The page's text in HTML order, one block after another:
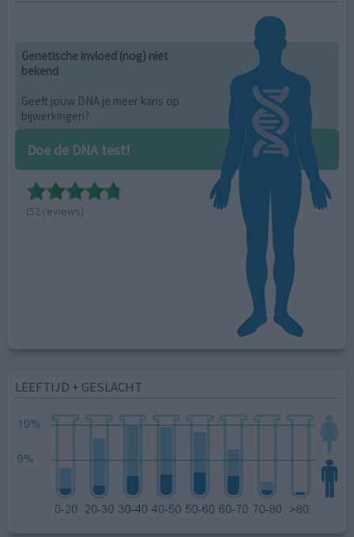
Genetische invloed (nog) niet
bekend
Geeft jouw DNA je meer kans op
bijwerkingen?
Doe de DNA test!
(52 reviews)
LEEFTIJD + GESLACHT